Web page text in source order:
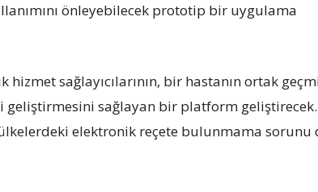
önleyebilecek prototip bir uygulama
hizmet sağlayıcılarının, bir hastanın ortak
geliştirmesini sağlayan bir platform
elektronik reçete bulunmama sorunu